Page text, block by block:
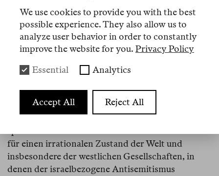
blutigste Massaker in der Geschichte des Staates
Israel verübte. Dass die Hamas auch eine
islamistisch-sozialkonservative Bewegungspartei
war oder ist, deren Aufstieg den gebrochenen
Versprechen des Oslo-Prozesses in den 90ern,
palästinensischen Autonomiegebieten seit der
Jahrtausendwende und dem Scheitern der
für einen irrationalen Zustand der Welt und
insbesondere der westlichen Gesellschaften, in
denen der israelbezogene Antisemitismus
We use cookies to provide you with the best
possible experience. They also allow us to
analyze user behavior in order to constantly
improve the website for you. Privacy Policy
Essential Analytics
Accept All Reject All